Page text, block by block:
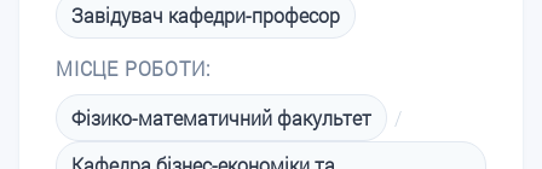
Завідувач кафедри-професор
МІСЦЕ РОБОТИ:
Фізико-математичний факультет
/